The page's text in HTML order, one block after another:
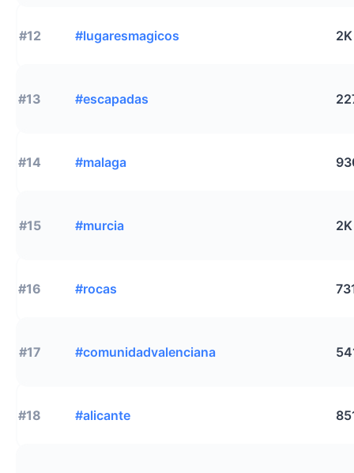
#12 #lugaresmagicos 2K
#13 #escapadas
#14 #malaga
#15 #murcia 2K
#16 #rocas
#17 #comunidadvalenciana
#18 #alicante